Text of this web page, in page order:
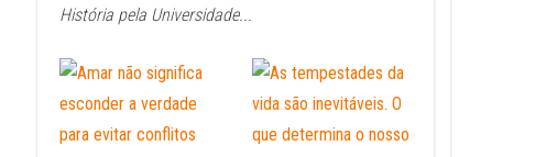
História pela Universidade...